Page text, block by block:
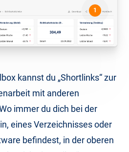
1
kannst du „Shortlinks“ zur
mit anderen
immer du dich bei der
eines Verzeichnisses oder
befindest, in der oberen